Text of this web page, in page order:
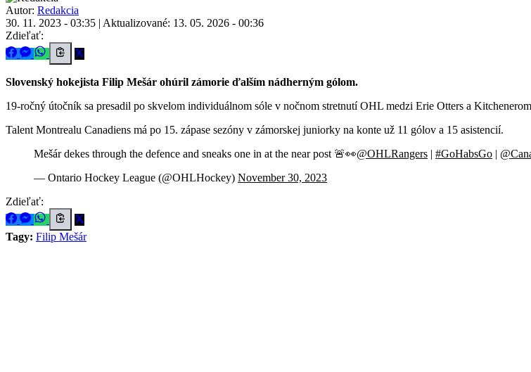
Autor: Redakcia
30. 11. 2023 - 03:35 | Aktualizované: 13. 05. 2026 - 00:36
Zdieľať:
Slovenský hokejista Filip Mešár ohúril zámorie ďalším nádherným gólom.
19-ročný útočník sa presadil po skvelom individuálnom sóle v nočnom stretnutí OHL medzi Erie Otters a
Talent Montrealu Canadiens má po 15. zápase sezóny v zámorskej juniorky na konte už 11 gólov a 15 asistencií.
Mešár dekes through the defence and sneaks one in at the near post 🚨👀@OHLRangers | #GoHabsGo |
— Ontario Hockey League (@OHLHockey) November 30, 2023
Zdieľať:
Tagy: Filip Mešár